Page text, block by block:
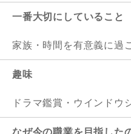
一番大切にしていること
家族・時間を有意義に過
趣味
ドラマ鑑賞・ウインドウ